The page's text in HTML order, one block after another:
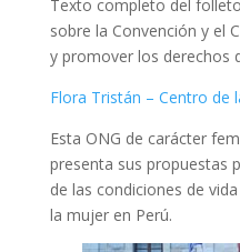
Texto completo del
sobre la Convención y el
y promover los derechos
Flora Tristán – Centro de
Esta ONG de carácter
presenta sus propuestas
de las condiciones de
la mujer en Perú.